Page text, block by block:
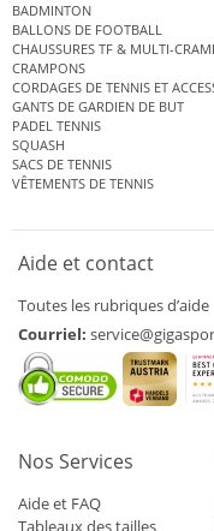
BADMINTON
BALLONS DE FOOTBALL
CHAUSSURES TF & MULTI-
CRAMPONS
CORDAGES DE TENNIS ET
GANTS DE GARDIEN DE BUT
PADEL TENNIS
SQUASH
SACS DE TENNIS
VÊTEMENTS DE TENNIS
Aide et contact
Toutes les rubriques d’aide
Courriel:
Nos Services
Aide et FAQ
Tableaux des tailles